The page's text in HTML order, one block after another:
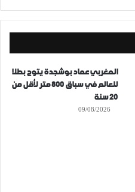
المغربي عماد بوشجدة يتوج بطلا
للعالم في سباق 800 متر لأقل من
20 سنة
09/08/2026